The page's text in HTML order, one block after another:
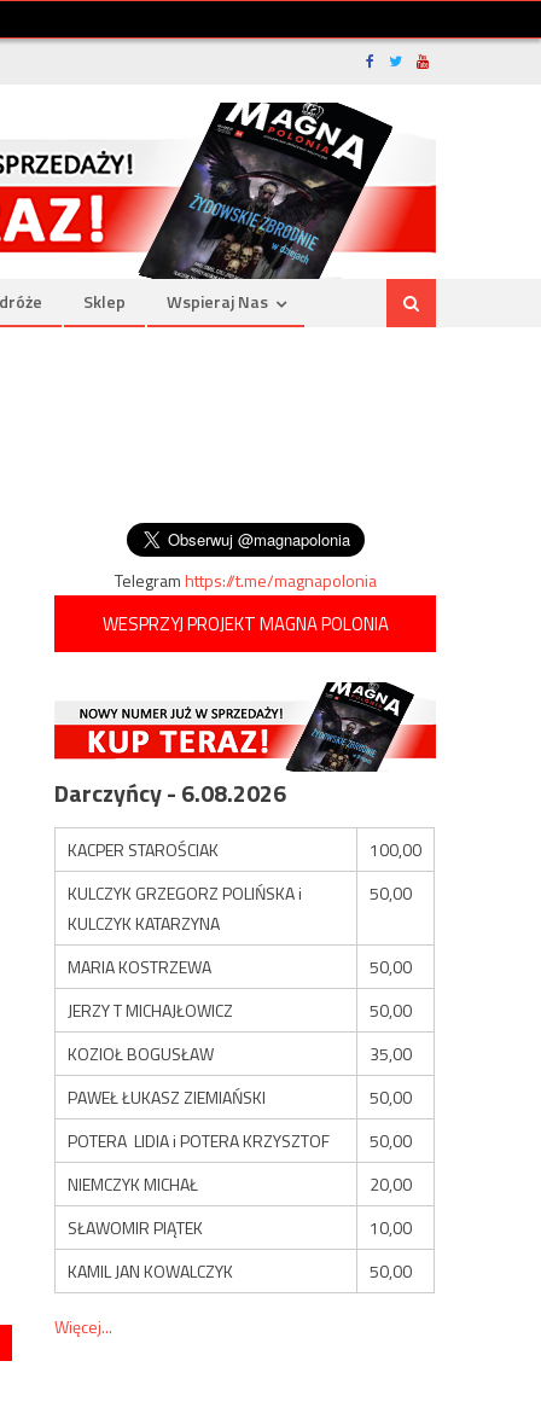
Sklep Wspieraj Nas
Telegramhttps://t.me/magnapolonia
WESPRZYJ PROJEKT MAGNA POLONIA
Darczyńcy - 6.08.2026
KACPER STAROŚCIAK
100,00
KULCZYK GRZEGORZ POLIŃSKA i
KULCZYK KATARZYNA
50,00
MARIA KOSTRZEWA
50,00
JERZY T MICHAJŁOWICZ
50,00
KOZIOŁ BOGUSŁAW
35,00
PAWEŁ ŁUKASZ ZIEMIAŃSKI
50,00
POTERA LIDIA i POTERA KRZYSZTOF
50,00
NIEMCZYK MICHAŁ
20,00
SŁAWOMIR PIĄTEK
10,00
KAMIL JAN KOWALCZYK
50,00
Więcej...